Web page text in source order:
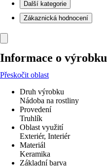
Další kategorie
Zákaznická hodnocení
Informace o výrobku
Přeskočit oblast
Druh výrobku
Nádoba na rostliny
Provedení
Truhlík
Oblast využití
Exteriér, Interiér
Materiál
Keramika
Základní barva